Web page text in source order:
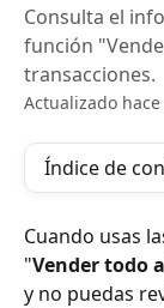
Consulta el
función
transacciones.
Actualizado
Índice de
Cuando usas
"Vender todo
y no puedas